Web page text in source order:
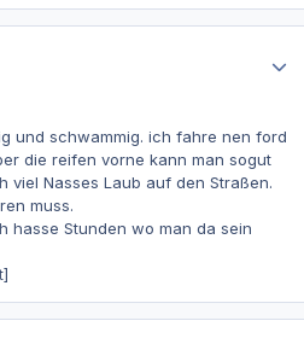
und schwammig. ich fahre nen ford
die reifen vorne kann man sogut
viel Nasses Laub auf den Straßen.
muss.
hasse Stunden wo man da sein